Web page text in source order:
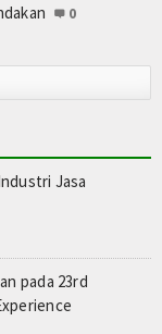
0
Jasa
pada 23rd